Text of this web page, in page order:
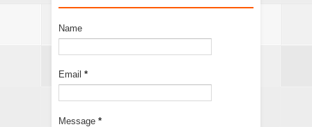
Name
Email *
Message *